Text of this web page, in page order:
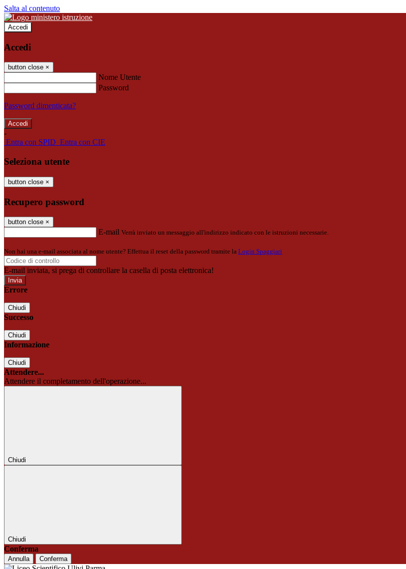
Salta al contenuto
Accedi
Accedi
button close ×
Nome Utente
Password
Password dimenticata?
-
Entra con SPID Entra con CIE
Seleziona utente
button close ×
Recupero password
button close ×
E-mail Verrà inviato un messaggio all'indirizzo indicato con le istruzioni necessarie.
Non hai una e-mail associata al nome utente? Effettua il reset della password tramite la Login Spaggiari
E-mail inviata, si prega di controllare la casella di posta elettronica!
Errore
Chiudi
Successo
Chiudi
Informazione
Chiudi
Attendere...
Attendere il completamento dell'operazione...
Chiudi
Chiudi
Conferma
Annulla Conferma